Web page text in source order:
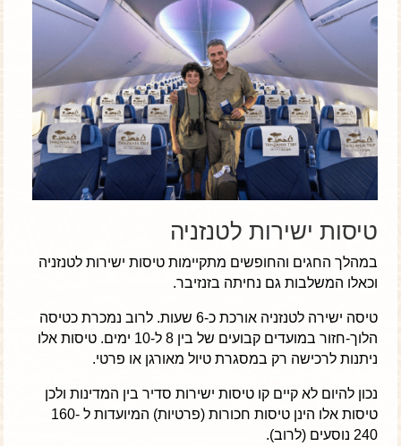
טיסות ישירות לטנזניה
במהלך החגים והחופשים מתקיימות טיסות ישירות לטנזניה
וכאלו המשלבות גם נחיתה בזנזיבר.
טיסה ישירה לטנזניה אורכת כ-6 שעות. לרוב נמכרת כטיסה
הלוך-חזור במועדים קבועים של בין 8 ל-10 ימים. טיסות אלו
ניתנות לרכישה רק במסגרת טיול מאורגן או פרטי.
נכון להיום לא קיים קו טיסות ישירות סדיר בין המדינות ולכן
טיסות אלו הינן טיסות חכורות (פרטיות) המיועדות ל 160-
240 נוסעים (לרוב).